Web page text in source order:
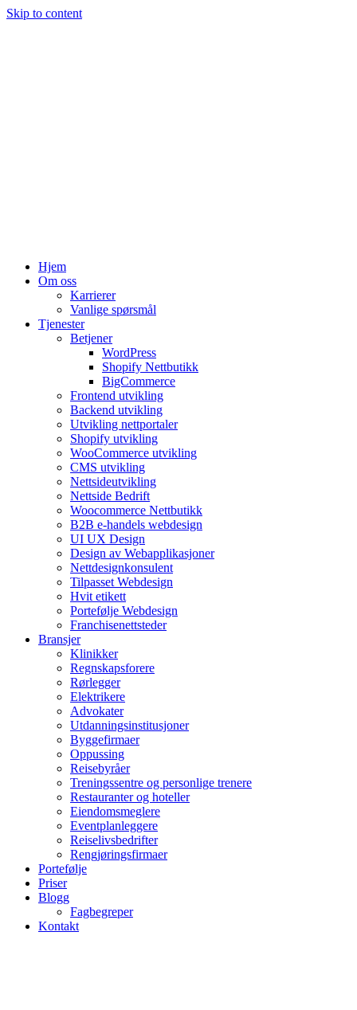
Skip to content
Hjem
Om oss
Karrierer
Vanlige spørsmål
Tjenester
Betjener
WordPress
Shopify Nettbutikk
BigCommerce
Frontend utvikling
Backend utvikling
Utvikling nettportaler
Shopify utvikling
WooCommerce utvikling
CMS utvikling
Nettsideutvikling
Nettside Bedrift
Woocommerce Nettbutikk
B2B e-handels webdesign
UI UX Design
Design av Webapplikasjoner
Nettdesignkonsulent
Tilpasset Webdesign
Hvit etikett
Portefølje Webdesign
Franchisenettsteder
Bransjer
Klinikker
Regnskapsforere
Rørlegger
Elektrikere
Advokater
Utdanningsinstitusjoner
Byggefirmaer
Oppussing
Reisebyråer
Treningssentre og personlige trenere
Restauranter og hoteller
Eiendomsmeglere
Eventplanleggere
Reiselivsbedrifter
Rengjøringsfirmaer
Portefølje
Priser
Blogg
Fagbegreper
Kontakt